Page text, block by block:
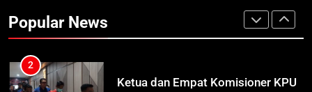
Popular News
Kotim Resmi Jadi Tersangka
Dugaan Korupsi Dana Hibah
Pilkada Rp40 Miliar
3
Presiden Prabowo Minta Bahlil